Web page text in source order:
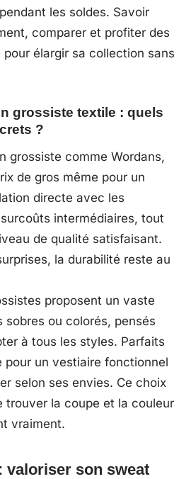
les soldes. Savoir
comparer et profiter des
pour élargir sa collection sans
grossiste textile : quels
?
grossiste comme Wordans,
de gros même pour un
directe avec les
intermédiaires, tout
de qualité satisfaisant.
la durabilité reste au
proposent un vaste
sobres ou colorés, pensés
à tous les styles. Parfaits
pour un vestiaire fonctionnel
selon ses envies. Ce choix
trouver la coupe et la couleur
vraiment.
valoriser son sweat